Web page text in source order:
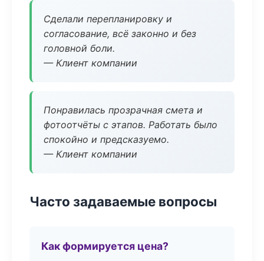
Сделали перепланировку и
согласование, всё законно и без
головной боли.
— Клиент компании
Понравилась прозрачная смета и
фотоотчёты с этапов. Работать было
спокойно и предсказуемо.
— Клиент компании
Часто задаваемые вопросы
Как формируется цена?